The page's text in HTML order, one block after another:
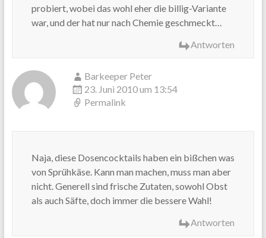
probiert, wobei das wohl eher die billig-Variante
war, und der hat nur nach Chemie geschmeckt…
Antworten
Barkeeper Peter
23. Juni 2010 um 13:54
Permalink
Naja, diese Dosencocktails haben ein bißchen was
von Sprühkäse. Kann man machen, muss man aber
nicht. Generell sind frische Zutaten, sowohl Obst
als auch Säfte, doch immer die bessere Wahl!
Antworten